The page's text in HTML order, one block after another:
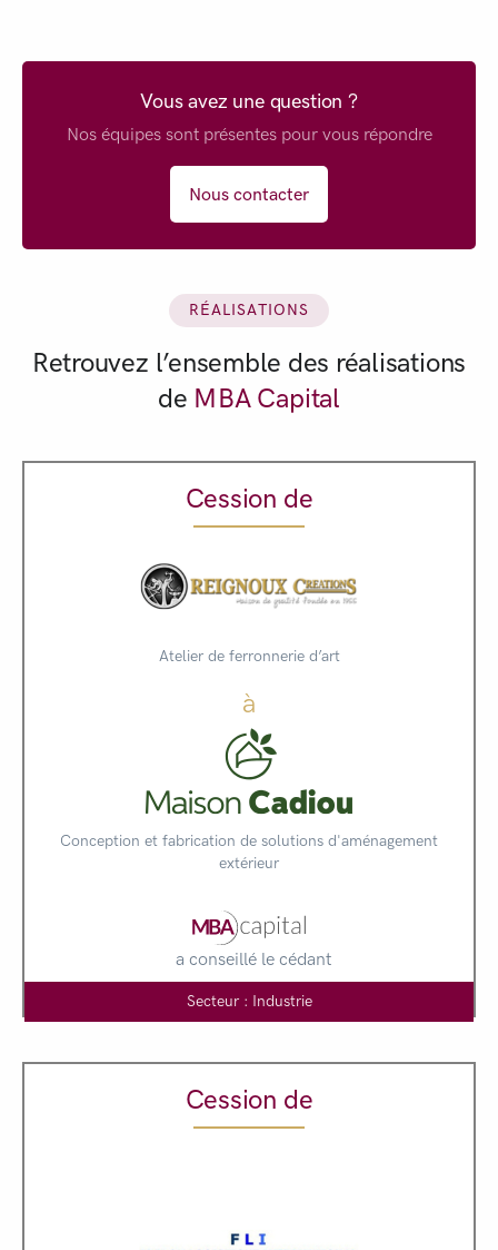
Vous avez une question ?
Nos équipes sont présentes pour vous répondre
Nous contacter
RÉALISATIONS
Retrouvez l’ensemble des réalisations
de MBA Capital
Cession de
Atelier de ferronnerie d’art
à
Conception et fabrication de solutions d'aménagement
extérieur
a conseillé le cédant
Secteur : Industrie
Cession de